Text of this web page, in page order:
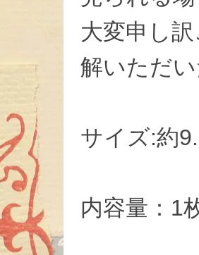
大変申し
解いただ
サイズ:約
内容量：1